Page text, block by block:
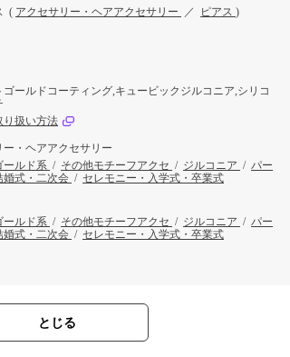
( アクセサリー・ヘアアクセサリー ／ ピアス )
ゴールドコーティング,キュービックジルコニア,シリコ
り扱い方法
ー・ヘアアクセサリー
ールド系 / その他モチーフアクセ / ジルコニア / パー
婚式・二次会 / セレモニー・入学式・卒業式
ールド系 / その他モチーフアクセ / ジルコニア / パー
婚式・二次会 / セレモニー・入学式・卒業式
とじる